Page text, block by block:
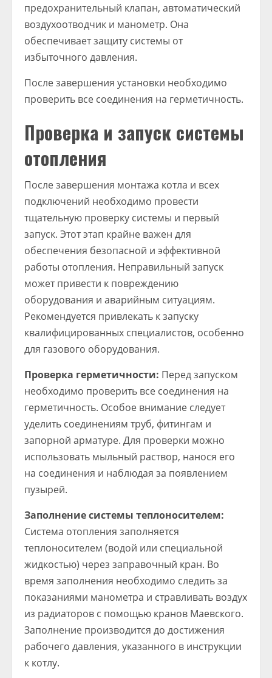
предохранительный клапан, автоматический
воздухоотводчик и манометр. Она
обеспечивает защиту системы от
избыточного давления.
После завершения установки необходимо
проверить все соединения на герметичность.
Проверка и запуск системы
отопления
После завершения монтажа котла и всех
подключений необходимо провести
тщательную проверку системы и первый
запуск. Этот этап крайне важен для
обеспечения безопасной и эффективной
работы отопления. Неправильный запуск
может привести к повреждению
оборудования и аварийным ситуациям.
Рекомендуется привлекать к запуску
квалифицированных специалистов, особенно
для газового оборудования.
Проверка герметичности: Перед запуском
необходимо проверить все соединения на
герметичность. Особое внимание следует
уделить соединениям труб, фитингам и
запорной арматуре. Для проверки можно
использовать мыльный раствор, нанося его
на соединения и наблюдая за появлением
пузырей.
Заполнение системы теплоносителем:
Система отопления заполняется
теплоносителем (водой или специальной
жидкостью) через заправочный кран. Во
время заполнения необходимо следить за
показаниями манометра и стравливать воздух
из радиаторов с помощью кранов Маевского.
Заполнение производится до достижения
рабочего давления, указанного в инструкции
к котлу.